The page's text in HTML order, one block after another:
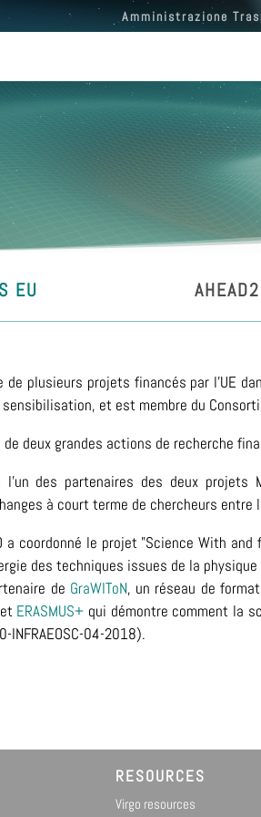
Amministrazione
EU
de plusieurs projets financés par l'UE
et est membre du
deux grandes actions de recherche
des partenaires des deux projets
à court terme de chercheurs
a coordonné le projet "Science With
des techniques issues de la
de GraWIToN, un réseau de
ERASMUS+ qui démontre comment la
INFRAEOSC-04-2018).
RESOURCES
Virgo resources